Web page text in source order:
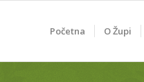
Početna O Župi